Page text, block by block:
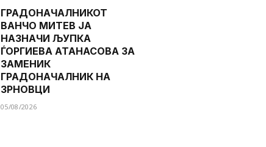
ГРАДОНАЧАЛНИКОТ
ВАНЧО МИТЕВ ЈА
НАЗНАЧИ ЉУПКА
ЃОРГИЕВА АТАНАСОВА ЗА
ЗАМЕНИК
ГРАДОНАЧАЛНИК НА
ЗРНОВЦИ
05/08/2026